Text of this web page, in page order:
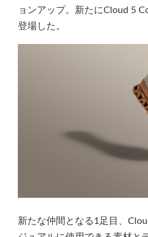
ョンアップ。新たにCloud 5
登場した。
新たな仲間となる1足目、